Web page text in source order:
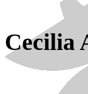
Cecilia